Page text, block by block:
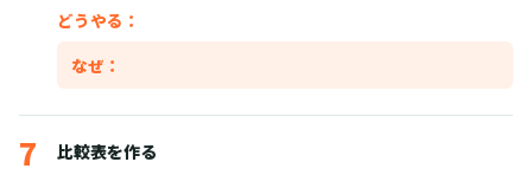
どうやる：
なぜ：
7
比較表を作る